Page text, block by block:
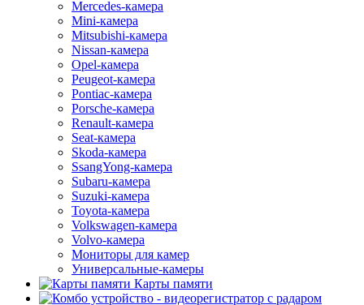
Mercedes-камера
Mini-камера
Mitsubishi-камера
Nissan-камера
Opel-камера
Peugeot-камера
Pontiac-камера
Porsche-камера
Renault-камера
Seat-камера
Skoda-камера
SsangYong-камера
Subaru-камера
Suzuki-камера
Toyota-камера
Volkswagen-камера
Volvo-камера
Мониторы для камер
Универсальные-камеры
Карты памяти